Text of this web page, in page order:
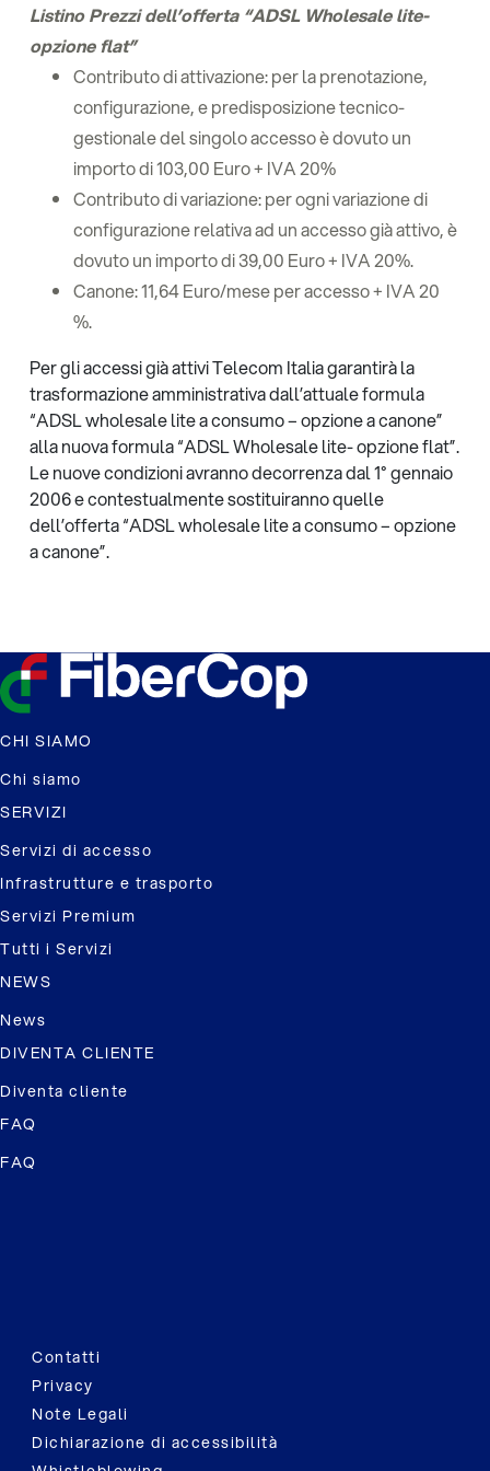
Listino Prezzi dell’offerta “ADSL Wholesale lite-
opzione flat”
Contributo di attivazione: per la prenotazione,
configurazione, e predisposizione tecnico-
gestionale del singolo accesso è dovuto un
importo di 103,00 Euro + IVA 20%
Contributo di variazione: per ogni variazione di
configurazione relativa ad un accesso già attivo, è
dovuto un importo di 39,00 Euro + IVA 20%.
Canone: 11,64 Euro/mese per accesso + IVA 20
%.
Per gli accessi già attivi Telecom Italia garantirà la
trasformazione amministrativa dall’attuale formula
“ADSL wholesale lite a consumo – opzione a canone”
alla nuova formula “ADSL Wholesale lite- opzione flat”.
Le nuove condizioni avranno decorrenza dal 1° gennaio
2006 e contestualmente sostituiranno quelle
dell’offerta “ADSL wholesale lite a consumo – opzione
a canone”.
CHI SIAMO
Chi siamo
SERVIZI
Servizi di accesso
Infrastrutture e trasporto
Servizi Premium
Tutti i Servizi
NEWS
News
DIVENTA CLIENTE
Diventa cliente
FAQ
FAQ
Contatti
Privacy
Note Legali
Dichiarazione di accessibilità